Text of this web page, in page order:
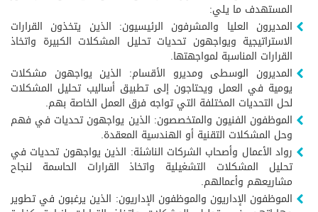
المستهدف ما يلي:
المديرون العليا والمشرفون الرئيسيون: الذين يتخذون القرارات
الاستراتيجية ويواجهون تحديات تحليل المشكلات الكبيرة واتخاذ
القرارات المناسبة لمواجهتها.
المديرون الوسطى ومديرو الأقسام: الذين يواجهون مشكلات
يومية في العمل ويحتاجون إلى تطبيق أساليب تحليل المشكلات
لحل التحديات المختلفة التي تواجه فرق العمل الخاصة بهم.
الموظفون الفنيون والمتخصصون: الذين يواجهون تحديات في فهم
وحل المشكلات التقنية أو الهندسية المعقدة.
رواد الأعمال وأصحاب الشركات الناشئة: الذين يواجهون تحديات في
تحليل المشكلات التشغيلية واتخاذ القرارات الحاسمة لنجاح
مشاريعهم وأعمالهم.
الموظفون الإداريون والموظفون الإداريون: الذين يرغبون في تطوير